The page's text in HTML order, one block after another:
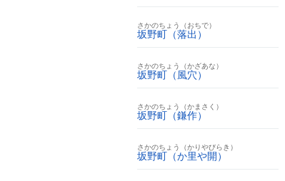
さかのちょう（おちで）
坂野町（落出）
さかのちょう（かざあな）
坂野町（風穴）
さかのちょう（かまさく）
坂野町（鎌作）
さかのちょう（かりやびらき）
坂野町（か里や開）